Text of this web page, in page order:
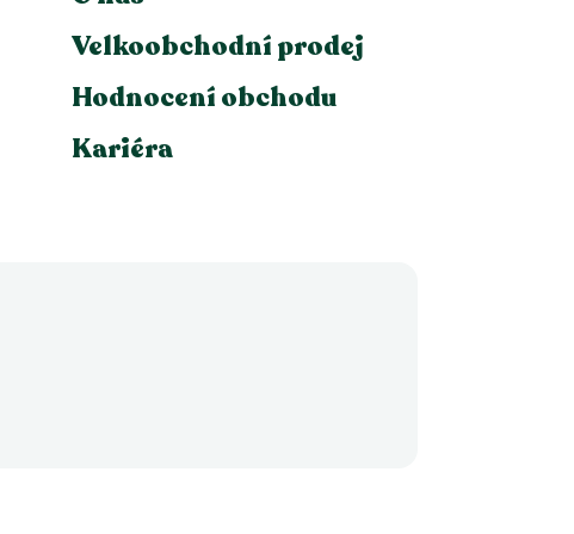
Velkoobchodní prodej
Hodnocení obchodu
Kariéra